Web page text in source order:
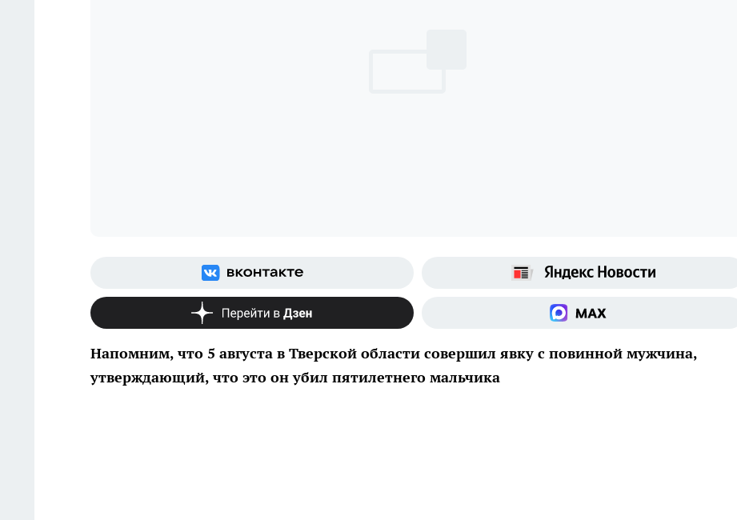
Напомним, что 5 августа в Тверской области совершил явку с повинной мужчина,
утверждающий, что это он убил пятилетнего мальчика